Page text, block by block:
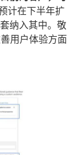
计在下半年扩
纳入其中。敬
用户体验方面